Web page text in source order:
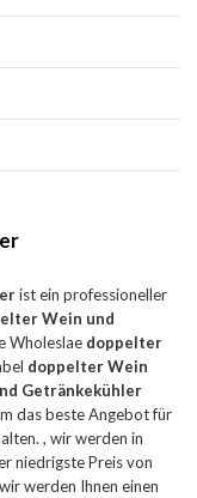
ist ein professioneller
Wein und
Wholeslae doppelter
doppelter Wein
Getränkekühler
das beste Angebot für
, wir werden in
niedrigste Preis von
werden Ihnen einen